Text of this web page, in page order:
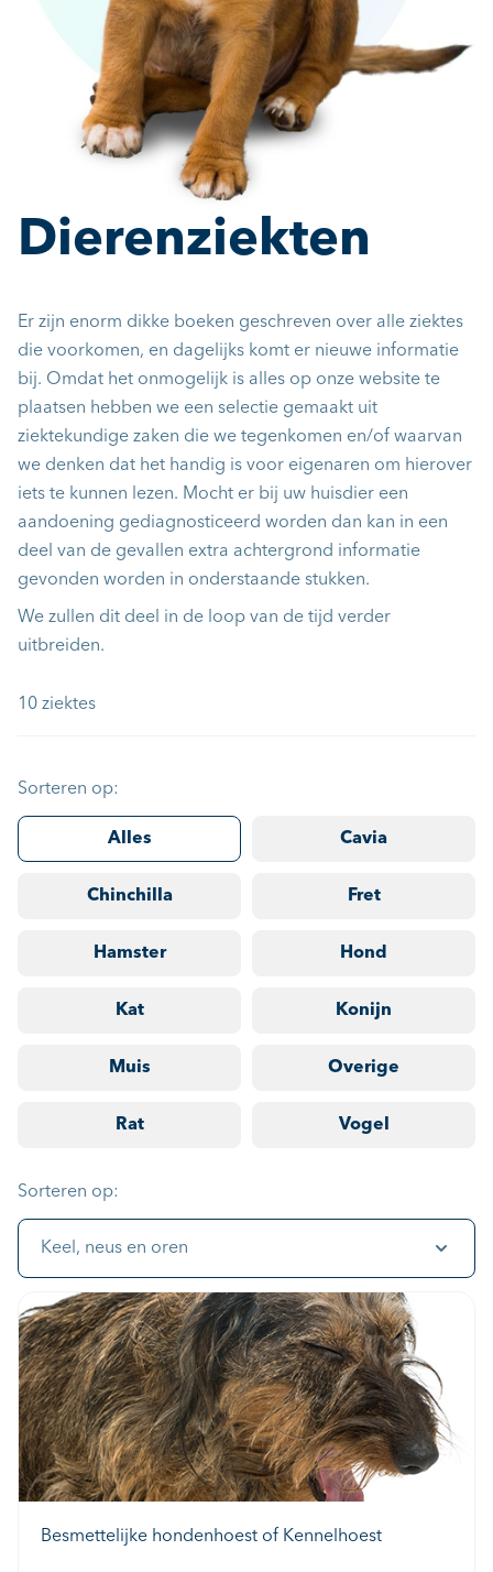
Dierenziekten
Er zijn enorm dikke boeken geschreven over alle ziektes
die voorkomen, en dagelijks komt er nieuwe informatie
bij. Omdat het onmogelijk is alles op onze website te
plaatsen hebben we een selectie gemaakt uit
ziektekundige zaken die we tegenkomen en/of waarvan
we denken dat het handig is voor eigenaren om hierover
iets te kunnen lezen. Mocht er bij uw huisdier een
aandoening gediagnosticeerd worden dan kan in een
deel van de gevallen extra achtergrond informatie
gevonden worden in onderstaande stukken.
We zullen dit deel in de loop van de tijd verder
uitbreiden.
10 ziektes
Sorteren op:
Alles Cavia
Chinchilla Fret
Hamster Hond
Kat Konijn
Muis Overige
Rat Vogel
Sorteren op:
Keel, neus en oren
Besmettelijke hondenhoest of Kennelhoest